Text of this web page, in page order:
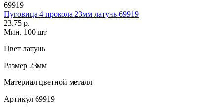
69919
Пуговица 4 прокола 23мм латунь 69919
23.75 р.
Мин. 100 шт
Цвет латунь
Размер 23мм
Материал цветной металл
Артикул 69919